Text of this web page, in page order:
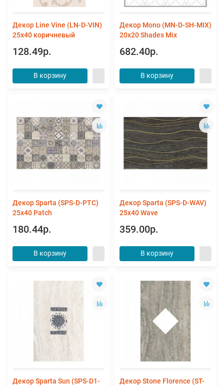
Декор Line Vine (LN-D-VIN)
25x40 коричневый
128.49р.
В корзину
Декор Mono (MN-D-SH-MIX)
20х20 Shades Mix
682.40р.
В корзину
Декор Sparta (SPS-D-PTC)
25х40 Patch
180.44р.
В корзину
Декор Sparta (SPS-D-WAV)
25х40 Wave
359.00р.
В корзину
Декор Sparta Sun (SPS-D1-
Декор Stone Florence (ST-